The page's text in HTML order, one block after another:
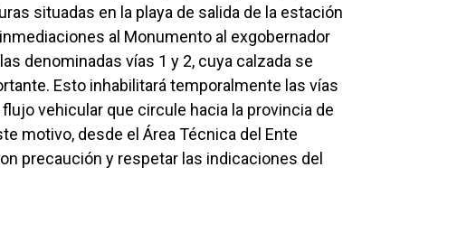
situadas en la playa de salida de la estación
al Monumento al exgobernador
denominadas vías 1 y 2, cuya calzada se
Esto inhabilitará temporalmente las vías
vehicular que circule hacia la provincia de
motivo, desde el Área Técnica del Ente
precaución y respetar las indicaciones del